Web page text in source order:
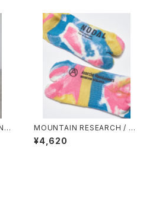
MOUNTAIN RESEARCH / TI
E DYE TABI
¥4,620